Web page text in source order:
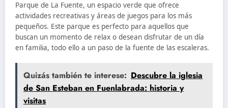
Parque de La Fuente, un espacio verde que ofrece
actividades recreativas y áreas de juegos para los más
pequeños. Este parque es perfecto para aquellos que
buscan un momento de relax o desean disfrutar de un día
en familia, todo ello a un paso de la fuente de las escaleras.
Quizás también te interese: Descubre la iglesia
de San Esteban en Fuenlabrada: historia y
visitas